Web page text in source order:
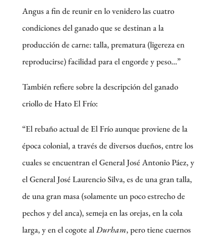
Angus a fin de reunir en lo venidero las cuatro
condiciones del ganado que se destinan a la
producción de carne: talla, prematura (ligereza en
reproducirse) facilidad para el engorde y peso…”
También refiere sobre la descripción del ganado
criollo de Hato El Frío:
“El rebaño actual de El Frío aunque proviene de la
época colonial, a través de diversos dueños, entre los
cuales se encuentran el General José Antonio Páez, y
el General José Laurencio Silva, es de una gran talla,
de una gran masa (solamente un poco estrecho de
pechos y del anca), semeja en las orejas, en la cola
larga, y en el cogote alDurham, pero tiene cuernos